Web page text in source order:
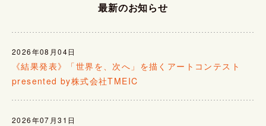
最新のお知らせ
2026年08月04日
《結果発表》「世界を、次へ」を描くアートコンテスト
presented by株式会社TMEIC
2026年07月31日